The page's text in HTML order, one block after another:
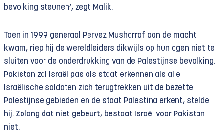
bevolking steunen’, zegt Malik.
Toen in 1999 generaal Pervez Musharraf aan de macht
kwam, riep hij de wereldleiders dikwijls op hun ogen niet te
sluiten voor de onderdrukking van de Palestijnse bevolking.
Pakistan zal Israël pas als staat erkennen als alle
Israëlische soldaten zich terugtrekken uit de bezette
Palestijnse gebieden en de staat Palestina erkent, stelde
hij. Zolang dat niet gebeurt, bestaat Israël voor Pakistan
niet.